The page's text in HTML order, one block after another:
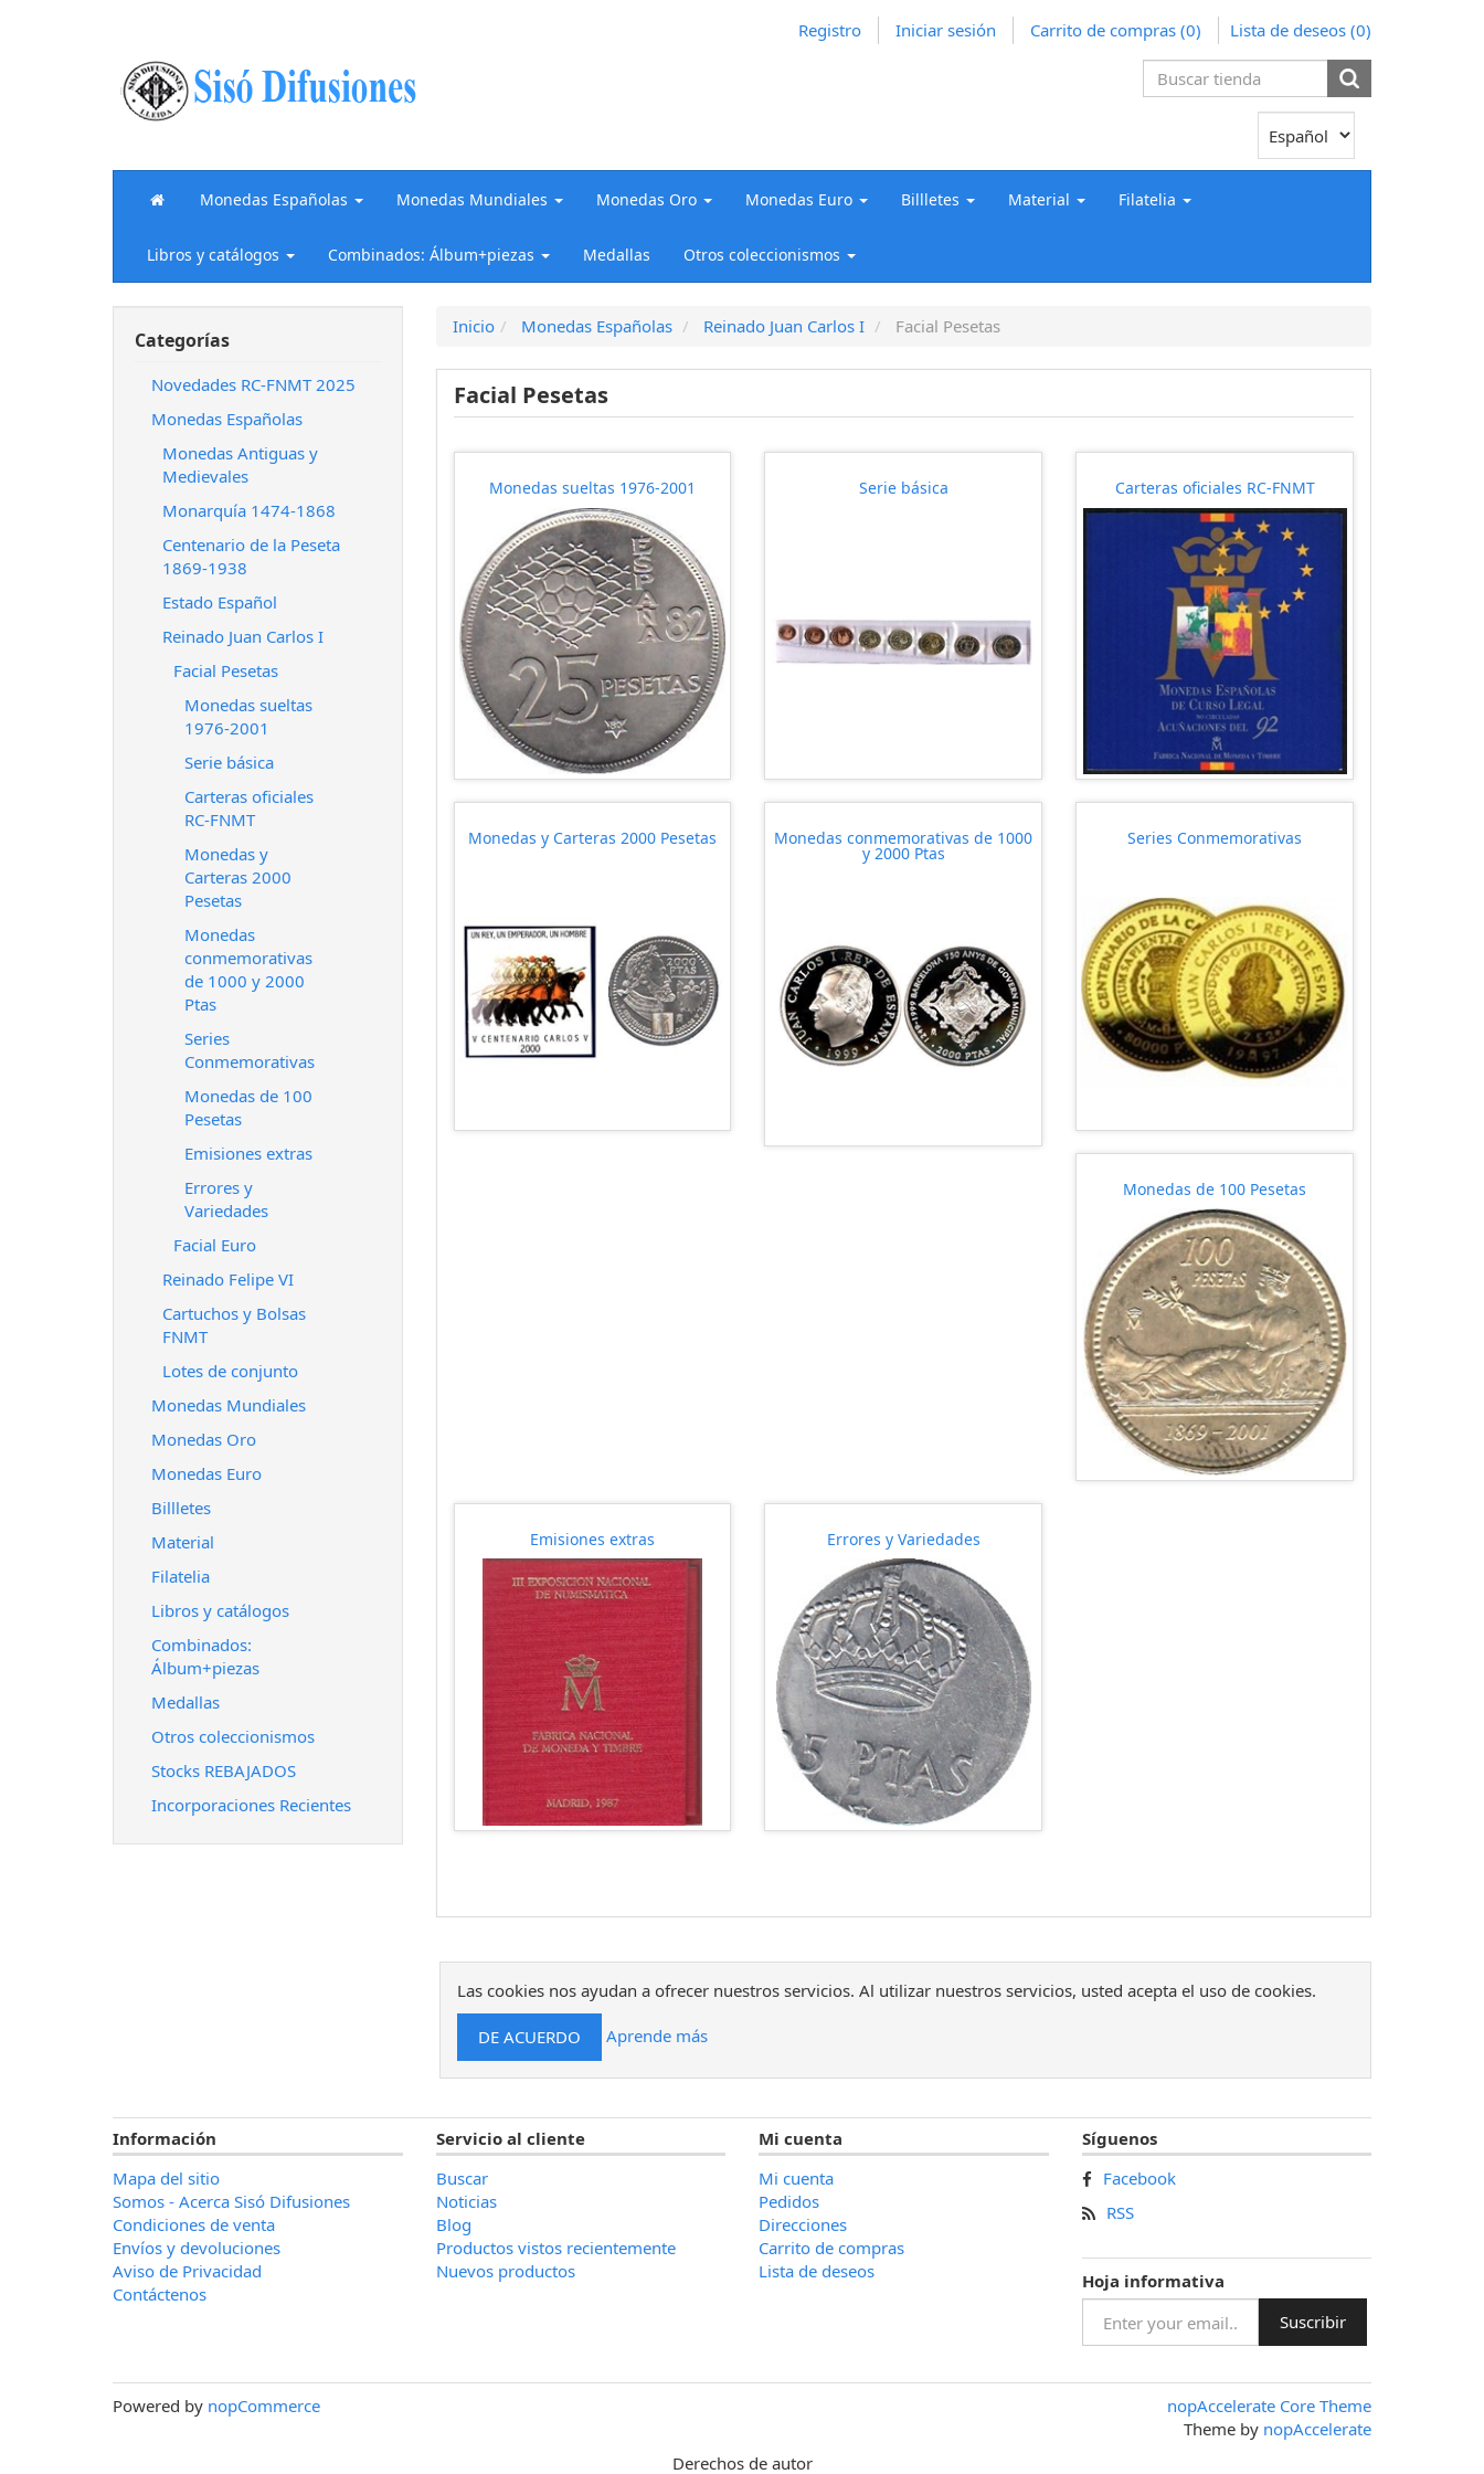
Registro Iniciar sesión Carrito de compras (0) Lista de deseos (0)
Monedas Españolas Monedas Mundiales Monedas Oro Monedas Euro Billletes Material Filatelia
Libros y catálogos Combinados: Álbum+piezas Medallas Otros coleccionismos
Categorías
Novedades RC-FNMT 2025
Monedas Españolas
Monedas Antiguas y
Medievales
Monarquía 1474-1868
Centenario de la Peseta
1869-1938
Estado Español
Reinado Juan Carlos I
Facial Pesetas
Monedas sueltas
1976-2001
Serie básica
Carteras oficiales
RC-FNMT
Monedas y
Carteras 2000
Pesetas
Monedas
conmemorativas
de 1000 y 2000
Ptas
Series
Conmemorativas
Monedas de 100
Pesetas
Emisiones extras
Errores y
Variedades
Facial Euro
Reinado Felipe VI
Cartuchos y Bolsas
FNMT
Lotes de conjunto
Monedas Mundiales
Monedas Oro
Monedas Euro
Billletes
Material
Filatelia
Libros y catálogos
Combinados:
Álbum+piezas
Medallas
Otros coleccionismos
Stocks REBAJADOS
Incorporaciones Recientes
Inicio Monedas Españolas Reinado Juan Carlos I Facial Pesetas
Facial Pesetas
Monedas sueltas 1976-2001 Serie básica Carteras oficiales RC-FNMT
Monedas y Carteras 2000 Pesetas Monedas conmemorativas de 1000
y 2000 Ptas
Series Conmemorativas
Monedas de 100 Pesetas
Emisiones extras Errores y Variedades
Las cookies nos ayudan a ofrecer nuestros servicios. Al utilizar nuestros servicios, usted acepta el uso de cookies.
Aprende más
Información
Mapa del sitio
Somos - Acerca Sisó Difusiones
Condiciones de venta
Envíos y devoluciones
Aviso de Privacidad
Contáctenos
Servicio al cliente
Buscar
Noticias
Blog
Productos vistos recientemente
Nuevos productos
Mi cuenta
Mi cuenta
Pedidos
Direcciones
Carrito de compras
Lista de deseos
Síguenos
Facebook
RSS
Hoja informativa
Powered by nopCommerce
nopAccelerate Core Theme
Theme by nopAccelerate
Derechos de autor